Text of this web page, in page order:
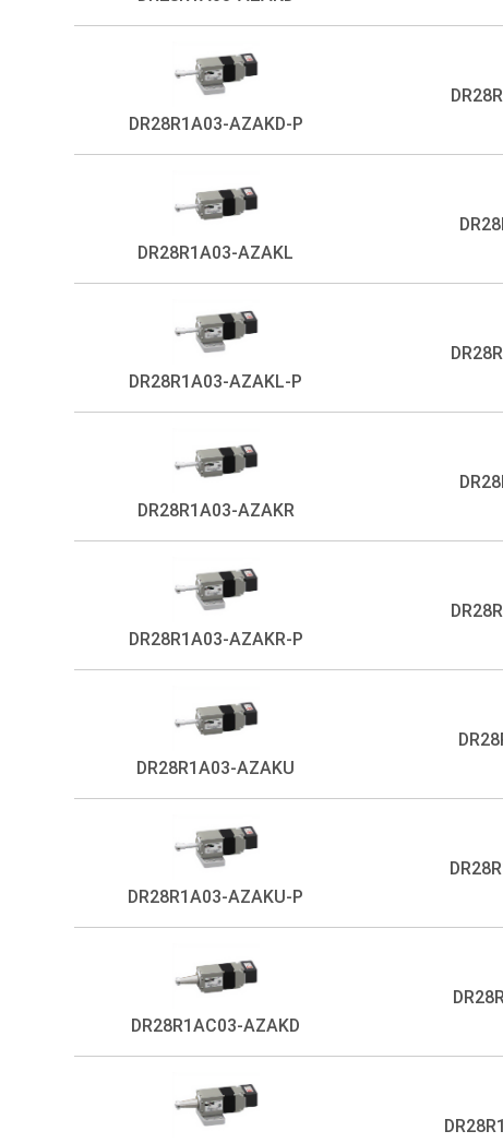
DR28R1A03-AZAKD-P
DR28R1A03-AZAKL
DR28R1A03-AZAKL-P
DR28R1A03-AZAKR
DR28R1A03-AZAKR-P
DR28R1A03-AZAKU
DR28R1A03-AZAKU-P
DR28R1AC03-AZAKD